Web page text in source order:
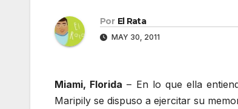
Por El Rata
MAY 30, 2011
Miami, Florida – En lo que ella
Maripily se dispuso a ejercitar su